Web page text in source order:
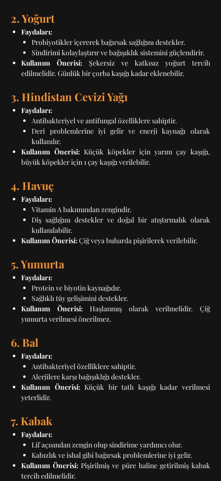
2. Yoğurt
Faydaları:
Probiyotikler içererek bağırsak sağlığını destekler.
Sindirimi kolaylaştırır ve bağışıklık sistemini güçlendirir.
Kullanım Önerisi: Şekersiz ve katkısız yoğurt tercih
edilmelidir. Günlük bir çorba kaşığı kadar eklenebilir.
3. Hindistan Cevizi Yağı
Faydaları:
Antibakteriyel ve antifungal özelliklere sahiptir.
Deri problemlerine iyi gelir ve enerji kaynağı olarak
kullanılır.
Kullanım Önerisi: Küçük köpekler için yarım çay kaşığı,
büyük köpekler için 1 çay kaşığı verilebilir.
4. Havuç
Faydaları:
Vitamin A bakımından zengindir.
Diş sağlığını destekler ve doğal bir atıştırmalık olarak
kullanılabilir.
Kullanım Önerisi:Çiğ veya buharda pişirilerek verilebilir.
5. Yumurta
Faydaları:
Protein ve biyotin kaynağıdır.
Sağlıklı tüy gelişimini destekler.
Kullanım Önerisi: Haşlanmış olarak verilmelidir. Çiğ
yumurta verilmesi önerilmez.
6. Bal
Faydaları:
Antibakteriyel özelliklere sahiptir.
Alerjilere karşı bağışıklığı destekler.
Kullanım Önerisi:Küçük bir tatlı kaşığı kadar verilmesi
yeterlidir.
7. Kabak
Faydaları:
Lif açısından zengin olup sindirime yardımcı olur.
Kabızlık ve ishal gibi bağırsak problemlerine iyi gelir.
Kullanım Önerisi: Pişirilmiş ve püre haline getirilmiş kabak
tercih edilmelidir.